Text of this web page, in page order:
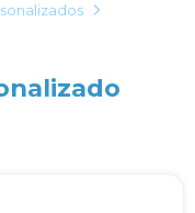
preferências a